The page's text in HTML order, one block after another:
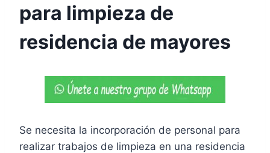
para limpieza de
residencia de mayores
Se necesita la incorporación de personal para
realizar trabajos de limpieza en una residencia